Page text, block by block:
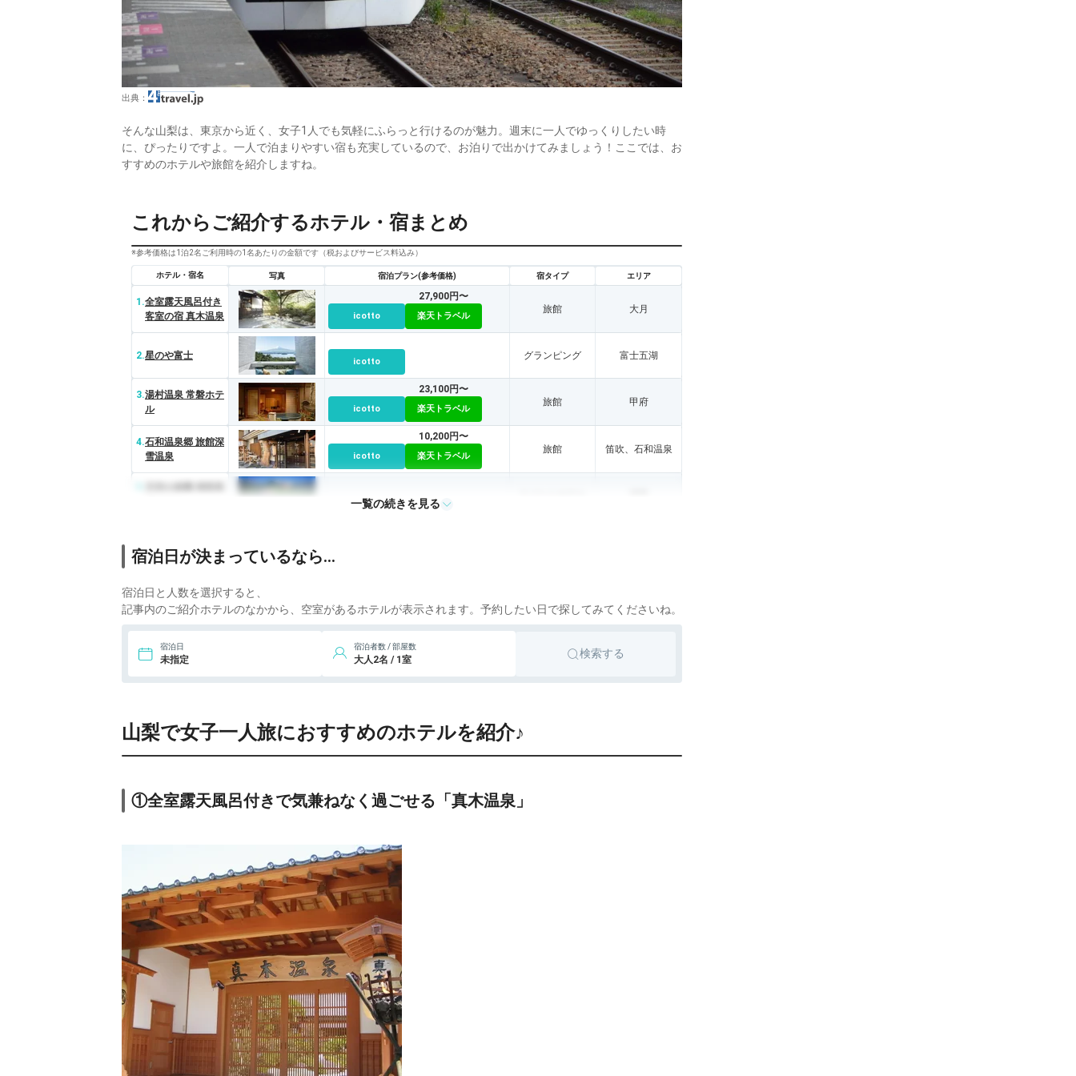
出典：
そんな山梨は、東京から近く、女子1人でも気軽にふらっと行けるのが魅力。週末に一人でゆっくりしたい時
に、ぴったりですよ。一人で泊まりやすい宿も充実しているので、お泊りで出かけてみましょう！ここでは、お
すすめのホテルや旅館を紹介しますね。
これからご紹介するホテル・宿まとめ
※参考価格は1泊2名ご利用時の1名あたりの金額です（税およびサービス料込み）
ホテル・宿名 写真 宿泊プラン(参考価格) 宿タイプ エリア
1.全室露天風呂付き
客室の宿 真木温泉
icotto
27,900円〜
楽天トラベル
旅館 大月
2.星のや富士
icotto
グランピング 富士五湖
3.湯村温泉 常磐ホテ
ル
icotto
23,100円〜
楽天トラベル
旅館 甲府
4.石和温泉郷 旅館深
雪温泉
icotto
10,200円〜
楽天トラベル
旅館 笛吹、石和温泉
天空の楽園 清里高
一覧の続きを見る
宿泊日が決まっているなら…
宿泊日と人数を選択すると、
記事内のご紹介ホテルのなかから、空室があるホテルが表示されます。予約したい日で探してみてくださいね。
宿泊日
未指定
宿泊者数 / 部屋数
大人2名 / 1室 検索する
山梨で女子一人旅におすすめのホテルを紹介♪
①全室露天風呂付きで気兼ねなく過ごせる「真木温泉」